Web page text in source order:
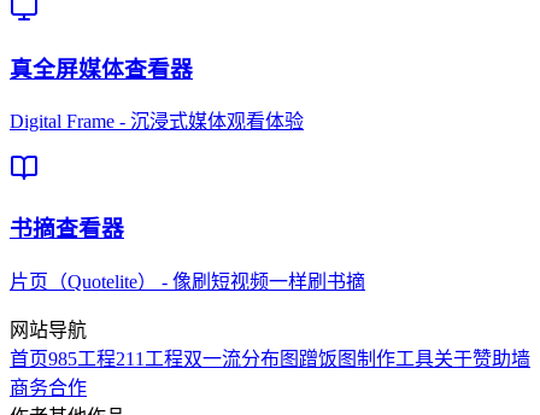
真全屏媒体查看器
Digital Frame - 沉浸式媒体观看体验
书摘查看器
片页（Quotelite） - 像刷短视频一样刷书摘
网站导航
首页985工程211工程双一流分布图 蹭饭图制作工具关于赞助墙
商务合作